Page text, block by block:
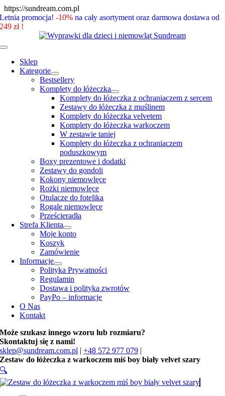
https://sundream.com.pl
to
Letnia promocja!-10% na cały asortyment oraz darmowa dostawa od
249 zł !
Toggle
Navigation
Sklep
Kategorie
Bestsellery
Komplety do łóżeczka
Komplety do łóżeczka z ochraniaczem z sercem
Zestawy do łóżeczka z muślinem
Komplety do łóżeczka velvetem
Komplety do łóżeczka warkoczem
W zestawie taniej
Komplety do łóżeczka z ochraniaczem
poduszkowym
Boxy prezentowe i dodatki
Zestawy do gondoli
Kokony niemowlęce
Rożki niemowlęce
Otulacze do fotelika
Rogale niemowlęce
Prześcieradła
Strefa Klienta
Moje konto
Koszyk
Zamówienie
Informacje
Polityka Prywatności
Regulamin
Dostawa i polityka zwrotów
PayPo – informacje
O Nas
Kontakt
Może szukasz innego wzoru lub rozmiaru?
Skontaktuj się z nami!
sklep@sundream.com.pl |+48 572 977 079 |
Zestaw do łóżeczka z warkoczem miś boy biały velvet szary
🔍